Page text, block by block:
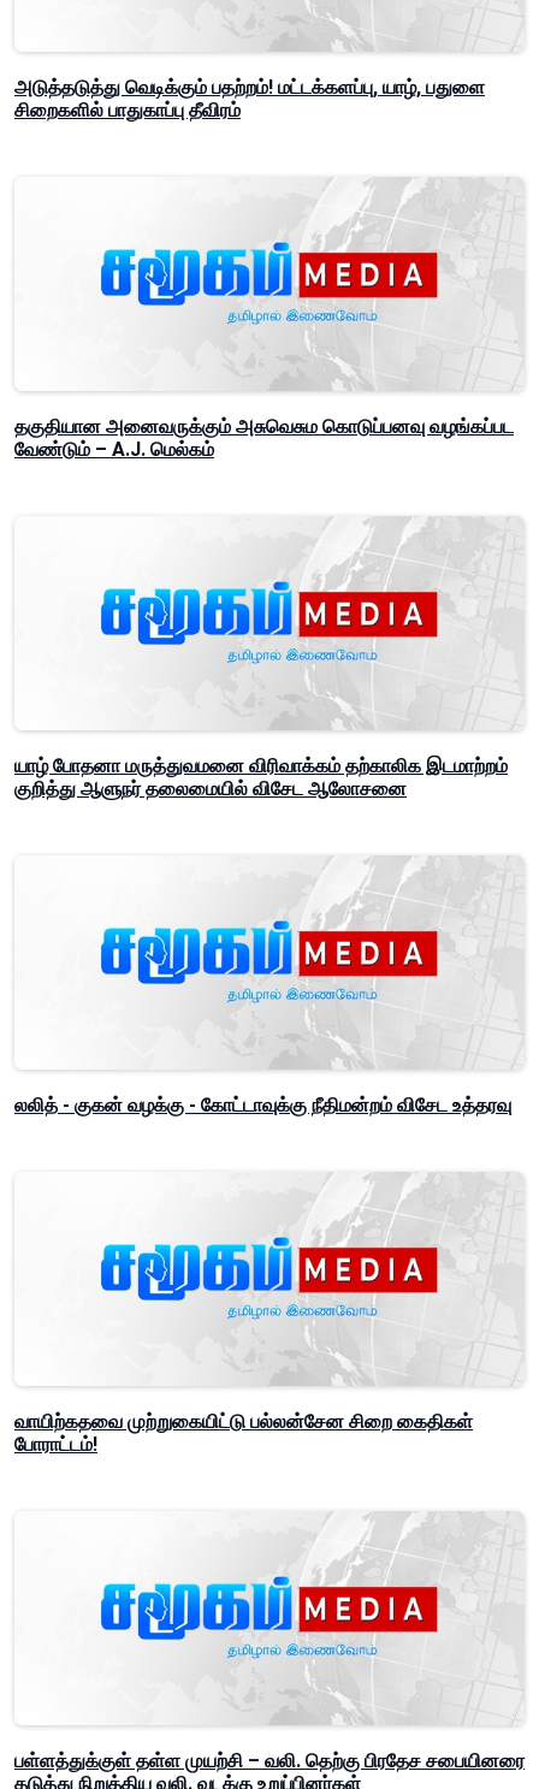
அடுத்தடுத்து வெடிக்கும் பதற்றம்! மட்டக்களப்பு, யாழ், பதுளை
சிறைகளில் பாதுகாப்பு தீவிரம்
தகுதியான அனைவருக்கும் அசுவெசும கொடுப்பனவு வழங்கப்பட
வேண்டும் – A.J. மெல்கம்
யாழ் போதனா மருத்துவமனை விரிவாக்கம் தற்காலிக இடமாற்றம்
குறித்து ஆளுநர் தலைமையில் விசேட ஆலோசனை
லலித் - குகன் வழக்கு - கோட்டாவுக்கு நீதிமன்றம் விசேட உத்தரவு
வாயிற்கதவை முற்றுகையிட்டு பல்லன்சேன சிறை கைதிகள்
போராட்டம்!
பள்ளத்துக்குள் தள்ள முயற்சி – வலி. தெற்கு பிரதேச சபையினரை
தடுத்து நிறுத்திய வலி. வடக்கு உறுப்பினர்கள்